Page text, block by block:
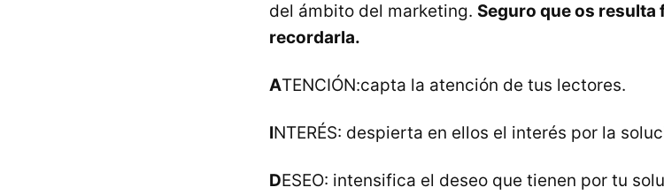
del ámbito del marketing. Seguro que os resulta
recordarla.
ATENCIÓN:capta la atención de tus lectores.
INTERÉS: despierta en ellos el interés por la
DESEO: intensifica el deseo que tienen por tu